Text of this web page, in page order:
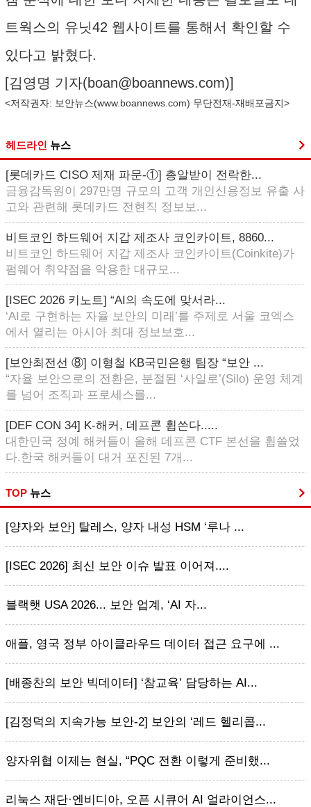
트웍스의 유닛42 웹사이트를 통해서 확인할 수
있다고 밝혔다.
[김영명 기자(boan@boannews.com)]
<저작권자: 보안뉴스(www.boannews.com) 무단전재-재배포금지>
헤드라인 뉴스
[롯데카드 CISO 제재 파문-①] 총알받이 전락한...
금융감독원이 297만명 규모의 고객 개인신용정보 유출 사
고와 관련해 롯데카드 전현직 정보보...
비트코인 하드웨어 지갑 제조사 코인카이트, 8860...
비트코인 하드웨어 지갑 제조사 코인카이트(Coinkite)가
펌웨어 취약점을 악용한 대규모...
[ISEC 2026 키노트] “AI의 속도에 맞서라...
‘AI로 구현하는 자율 보안의 미래’를 주제로 서울 코엑스
에서 열리는 아시아 최대 정보보호...
[보안최전선 ⑧] 이형철 KB국민은행 팀장 “보안 ...
“자율 보안으로의 전환은, 분절된 ‘사일로’(Silo) 운영 체계
를 넘어 조직과 프로세스를...
[DEF CON 34] K-해커, 데프콘 휩쓴다.....
대한민국 정예 해커들이 올해 데프콘 CTF 본선을 휩쓸었
다.한국 해커들이 대거 포진된 7개...
TOP 뉴스
[양자와 보안] 탈레스, 양자 내성 HSM ‘루나 ...
[ISEC 2026] 최신 보안 이슈 발표 이어져....
블랙햇 USA 2026... 보안 업계, ‘AI 자...
애플, 영국 정부 아이클라우드 데이터 접근 요구에 ...
[배종찬의 보안 빅데이터] ‘참교육’ 담당하는 AI...
[김정덕의 지속가능 보안-2] 보안의 ‘레드 헬리콥...
양자위협 이제는 현실, “PQC 전환 이렇게 준비했...
리눅스 재단·엔비디아, 오픈 시큐어 AI 얼라이언스...